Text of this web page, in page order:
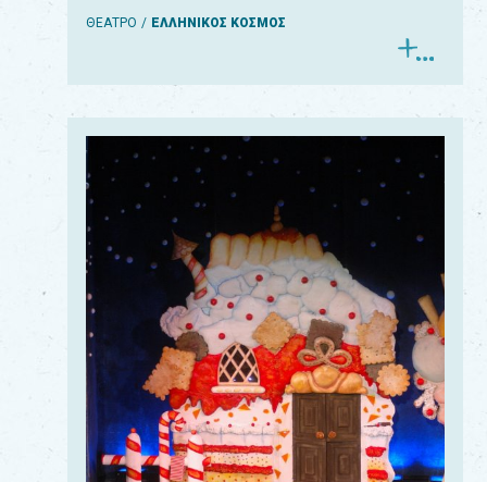
ΘΕΑΤΡΟ ΕΛΛΗΝΙΚΟΣ ΚΟΣΜΟΣ